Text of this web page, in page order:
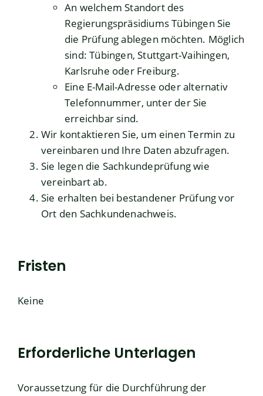
An welchem Standort des
Regierungspräsidiums Tübingen Sie
die Prüfung ablegen möchten. Möglich
sind: Tübingen, Stuttgart-Vaihingen,
Karlsruhe oder Freiburg.
Eine E-Mail-Adresse oder alternativ
Telefonnummer, unter der Sie
erreichbar sind.
Wir kontaktieren Sie, um einen Termin zu
vereinbaren und Ihre Daten abzufragen.
Sie legen die Sachkundeprüfung wie
vereinbart ab.
Sie erhalten bei bestandener Prüfung vor
Ort den Sachkundenachweis.
Fristen
Keine
Erforderliche Unterlagen
Voraussetzung für die Durchführung der